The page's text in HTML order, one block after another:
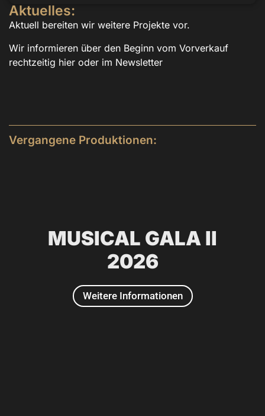
Aktuelles:
Aktuell bereiten wir weitere Projekte vor.
Wir informieren über den Beginn vom Vorverkauf
rechtzeitig hier oder im Newsletter
Vergangene Produktionen:
MUSICAL GALA II
2026
Weitere Informationen